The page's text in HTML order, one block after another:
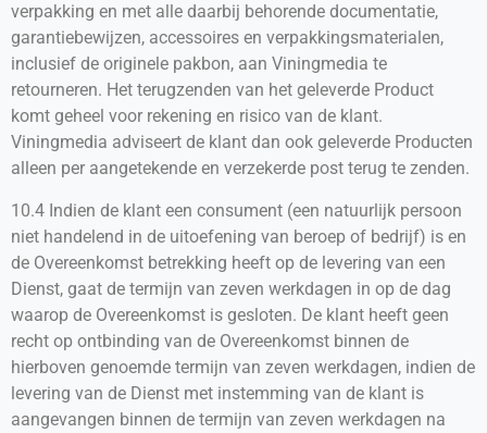
verpakking en met alle daarbij behorende documentatie,
garantiebewijzen, accessoires en verpakkingsmaterialen,
inclusief de originele pakbon, aan Viningmedia te
retourneren. Het terugzenden van het geleverde Product
komt geheel voor rekening en risico van de klant.
Viningmedia adviseert de klant dan ook geleverde Producten
alleen per aangetekende en verzekerde post terug te zenden.
10.4 Indien de klant een consument (een natuurlijk persoon
niet handelend in de uitoefening van beroep of bedrijf) is en
de Overeenkomst betrekking heeft op de levering van een
Dienst, gaat de termijn van zeven werkdagen in op de dag
waarop de Overeenkomst is gesloten. De klant heeft geen
recht op ontbinding van de Overeenkomst binnen de
hierboven genoemde termijn van zeven werkdagen, indien de
levering van de Dienst met instemming van de klant is
aangevangen binnen de termijn van zeven werkdagen na